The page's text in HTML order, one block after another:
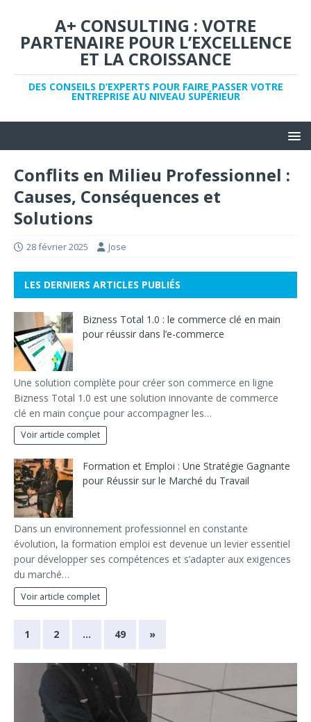
A+ CONSULTING : VOTRE
PARTENAIRE POUR L’EXCELLENCE
ET LA CROISSANCE
DES CONSEILS D’EXPERTS POUR FAIRE PASSER VOTRE
ENTREPRISE AU NIVEAU SUPÉRIEUR
Conflits en Milieu Professionnel :
Causes, Conséquences et
Solutions
28 février 2025 Jose
LES DERNIERS ARTICLES PUBLIÉS
Bizness Total 1.0 : le commerce clé en main
pour réussir dans l’e-commerce
Une solution complète pour créer son commerce en ligne
Bizness Total 1.0 est une solution innovante de commerce
clé en main conçue pour accompagner les…
Voir article complet
Formation et Emploi : Une Stratégie Gagnante
pour Réussir sur le Marché du Travail
Dans un environnement professionnel en constante
évolution, la formation emploi est devenue un levier essentiel
pour développer ses compétences et s’adapter aux exigences
du marché…
Voir article complet
1 2 … 49 »